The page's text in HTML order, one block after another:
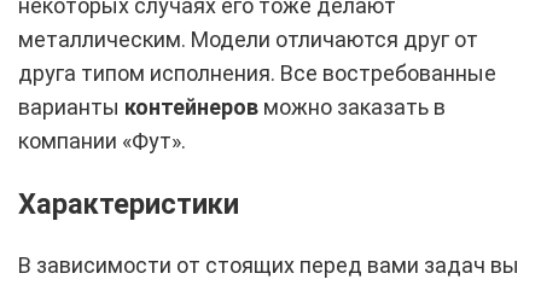
некоторых случаях его тоже делают
металлическим. Модели отличаются друг от
друга типом исполнения. Все востребованные
варианты контейнеров можно заказать в
компании «Фут».
Характеристики
В зависимости от стоящих перед вами задач вы